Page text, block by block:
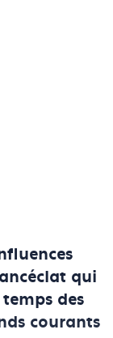
qui
des
courants